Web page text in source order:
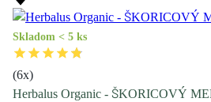
Skladom < 5 ks
(6x)
Herbalus Organic - ŠKORICOVÝ